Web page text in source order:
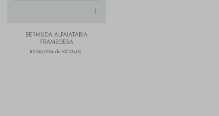
BERMUDA ALFAIATARIA
FRAMBOESA
R$948,006x de R$158,00